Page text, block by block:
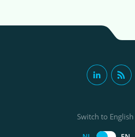
Switch to English